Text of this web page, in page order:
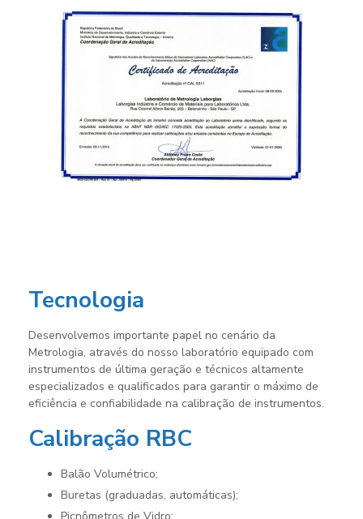
Tecnologia
Desenvolvemos importante papel no cenário da
Metrologia, através do nosso laboratório equipado com
instrumentos de última geração e técnicos altamente
especializados e qualificados para garantir o máximo de
eficiência e confiabilidade na calibração de instrumentos.
Calibração RBC
Balão Volumétrico;
Buretas (graduadas, automáticas);